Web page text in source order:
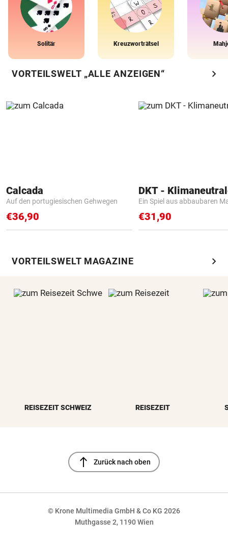
Solitär Kreuzworträtsel
VORTEILSWELT „ALLE ANZEIGEN“ chevron_right
Calcada
Auf den portugiesischen Gehwegen
€36,90
Ein Spiel aus abbaubaren
€31,90
VORTEILSWELT MAGAZINE chevron_right
REISEZEIT SCHWEIZ REISEZEIT
north Zurück nach oben
© Krone Multimedia GmbH & Co KG 2026
Muthgasse 2, 1190 Wien